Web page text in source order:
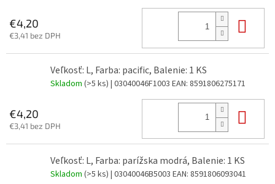
€4,20
€3,41 bez DPH
Veľkosť: L, Farba: pacific, Balenie: 1 KS
Skladom (>5 ks) | 03040046F1003 EAN: 8591806275171
€4,20
€3,41 bez DPH
Veľkosť: L, Farba: parížska modrá, Balenie: 1 KS
Skladom (>5 ks) | 03040046B5003 EAN: 8591806093041